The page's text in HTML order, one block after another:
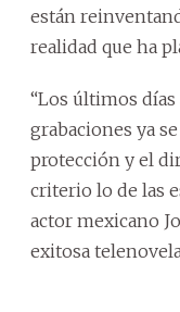
están
realidad que ha
“Los últimos días
grabaciones ya
protección y el
criterio lo de las
actor mexicano
exitosa